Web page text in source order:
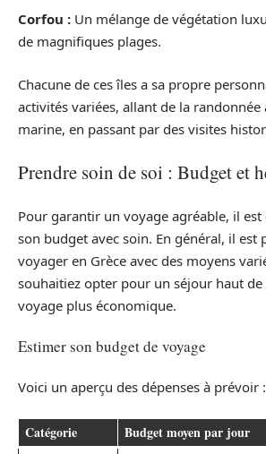
Corfou : Un mélange de végétation
de magnifiques plages.
Chacune de ces îles a sa propre
activités variées, allant de la randonnée
marine, en passant par des visites
Prendre soin de soi : Budget et
Pour garantir un voyage agréable, il est
son budget avec soin. En général, il est
voyager en Grèce avec des moyens
souhaitiez opter pour un séjour haut
voyage plus économique.
Estimer son budget de voyage
Voici un aperçu des dépenses à prévoir :
Catégorie Budget moyen par jour